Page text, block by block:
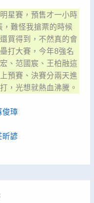
星賽，預售才一小時
難怪我搶票的時候
買得到，不然真的會
打大賽，今年8強名
、范國宸、王柏融這
預賽、決賽分兩天進
，光想就熱血沸騰。
俊璋
昕諺